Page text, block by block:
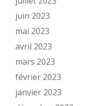
juin 2023
mai 2023
avril 2023
mars 2023
février 2023
janvier 2023